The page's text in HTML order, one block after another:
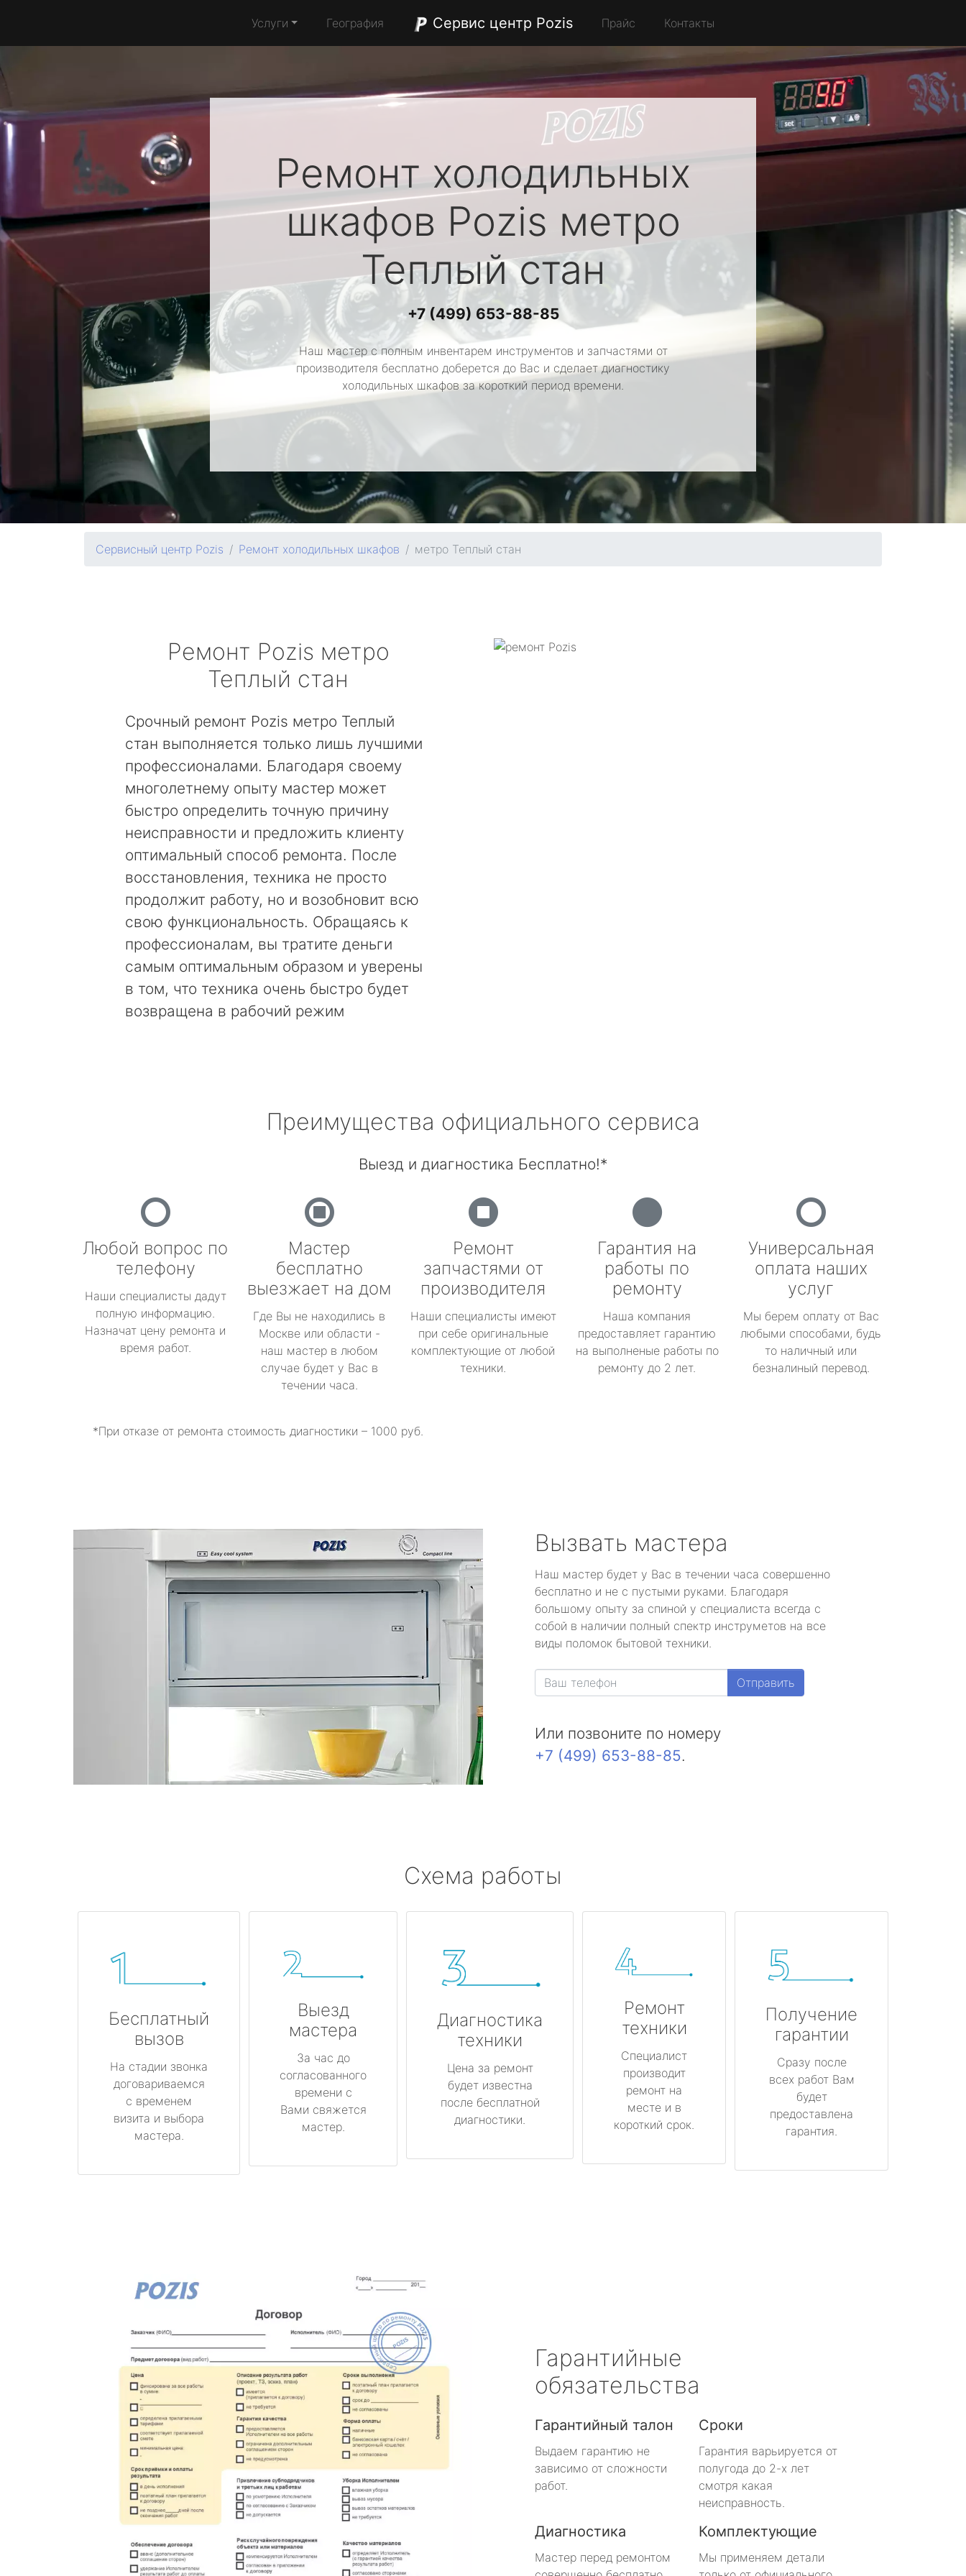
Услуги География Сервис центр Pozis Прайс Контакты
Ремонт холодильных
шкафов Pozis метро
Теплый стан
+7 (499) 653-88-85
Наш мастер с полным инвентарем инструментов и запчастями от
производителя бесплатно доберется до Вас и сделает диагностику
холодильных шкафов за короткий период времени.
Сервисный центр Pozis Ремонт холодильных шкафов метро Теплый стан
Ремонт Pozis метро
Теплый стан
Срочный ремонт Pozis метро Теплый
стан выполняется только лишь лучшими
профессионалами. Благодаря своему
многолетнему опыту мастер может
быстро определить точную причину
неисправности и предложить клиенту
оптимальный способ ремонта. После
восстановления, техника не просто
продолжит работу, но и возобновит всю
свою функциональность. Обращаясь к
профессионалам, вы тратите деньги
самым оптимальным образом и уверены
в том, что техника очень быстро будет
возвращена в рабочий режим
Преимущества официального сервиса
Выезд и диагностика Бесплатно!*
Любой вопрос по
телефону
Наши специалисты дадут
полную информацию.
Назначат цену ремонта и
время работ.
Мастер
бесплатно
выезжает на дом
Где Вы не находились в
Москве или области -
наш мастер в любом
случае будет у Вас в
течении часа.
Ремонт
запчастями от
производителя
Наши специалисты имеют
при себе оригинальные
комплектующие от любой
техники.
Гарантия на
работы по
ремонту
Наша компания
предоставляет гарантию
на выполненые работы по
ремонту до 2 лет.
Универсальная
оплата наших
услуг
Мы берем оплату от Вас
любыми способами, будь
то наличный или
безналиный перевод.
*При отказе от ремонта стоимость диагностики – 1000 руб.
Вызвать мастера
Наш мастер будет у Вас в течении часа совершенно
бесплатно и не с пустыми руками. Благодаря
большому опыту за спиной у специалиста всегда с
собой в наличии полный спектр инструметов на все
виды поломок бытовой техники.
Отправить
Или позвоните по номеру
+7 (499) 653-88-85.
Схема работы
Бесплатный
вызов
На стадии звонка
договариваемся
с временем
визита и выбора
мастера.
Выезд
мастера
За час до
согласованного
времени с
Вами свяжется
мастер.
Диагностика
техники
Цена за ремонт
будет известна
после бесплатной
диагностики.
Ремонт
техники
Специалист
производит
ремонт на
месте и в
короткий срок.
Получение
гарантии
Сразу после
всех работ Вам
будет
предоставлена
гарантия.
Гарантийные
обязательства
Гарантийный талон
Выдаем гарантию не
зависимо от сложности
работ.
Сроки
Гарантия варьируется от
полугода до 2-х лет
смотря какая
неисправность.
Диагностика
Мастер перед ремонтом
Комплектующие
Мы применяем детали